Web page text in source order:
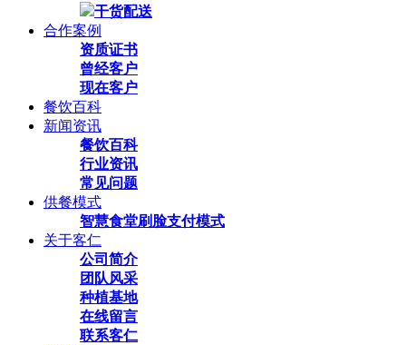
干货配送
合作案例
资质证书
曾经客户
现在客户
餐饮百科
新闻资讯
餐饮百科
行业资讯
常见问题
供餐模式
智慧食堂刷脸支付模式
关于客仁
公司简介
团队风采
种植基地
在线留言
联系客仁